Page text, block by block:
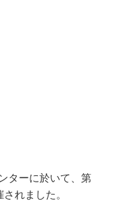
ターに於いて、第
れました。